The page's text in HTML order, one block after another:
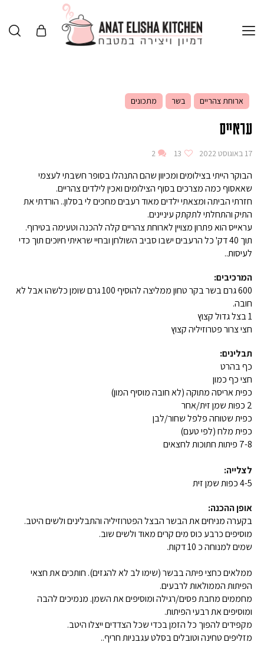
ארוחת צהריים בשר מתכונים
עראייס
17 באוגוסט 2022 13
2
הבוקר הייתי בצילומים ומכיוון שהם התנהלו בסופר חשבתי לעצמי
שאאסוף כמה מצרכים בסוף הצילומים ואכין לילדים צהריים.
חזרתי הביתה ומצאתי ילדים מאוד רעבים מחכים לי בסלון.. הורדתי את
התיק והתחלתי לתקתק עיניינים.
עראייס הוא פתרון מצויין לארוחת צהריים קלה להכנה וטעימה בטירוף.
תוך 40 דק' כל הרעבים ישבו סביב השולחן ובחיי שראיתי חיוכים תוך כדי
לעיסות..
המרכיבים:
600 גרם בשר בקר טחון ממליצה להוסיף 100 גרם שומן כלשהו אבל לא
חובה.
1 בצל גדול קצוץ
חצי צרור פטרוזיליה קצוץ
תבלינים:
כף בהרט
חצי כף כמון
כפית אריסה מתוקה (לא חובה מוסיף המון)
2 כפות שמן זית/אחר
כפית שטוחה פלפל שחור/לבן
כפית מלח (לפי טעם)
7-8 פיתות חתוכות לחצאים
לצלייה:
4-5 כפות שמן זית
אופן ההכנה:
בקערה מניחים את הבשר הבצל הפטרוזיליה והתבלינים ולשים היטב.
מוסיפים כרבע כוס מים קרים מאוד ולשים שוב.
שמים למנוחה כ 10 דקות.
ממלאים כחצי פיתה בבשר (שימו לב לא להגזים). חותכים את חצאי
הפיתות הממולאות לרבעים.
מחממים מחבת פסים/רגילה ומוסיפים את השמן. מנמיכים להבה
ומוסיפים את רבעי הפיתות.
מקפידים להפוך כל הזמן בכדי שכל הצדדים ייצלו היטב.
מזליפים טחינה וטובלים בסלט עגבניות חריף..